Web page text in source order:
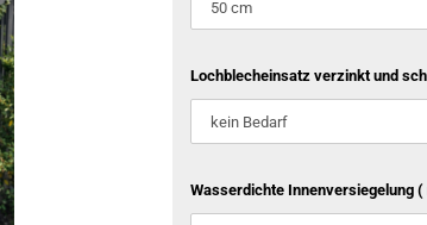
Lochblecheinsatz verzinkt und
Wasserdichte Innenversiegelung